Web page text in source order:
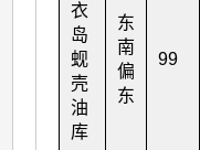
衣
岛
蚬
壳
油
库
东
南
偏
东
99